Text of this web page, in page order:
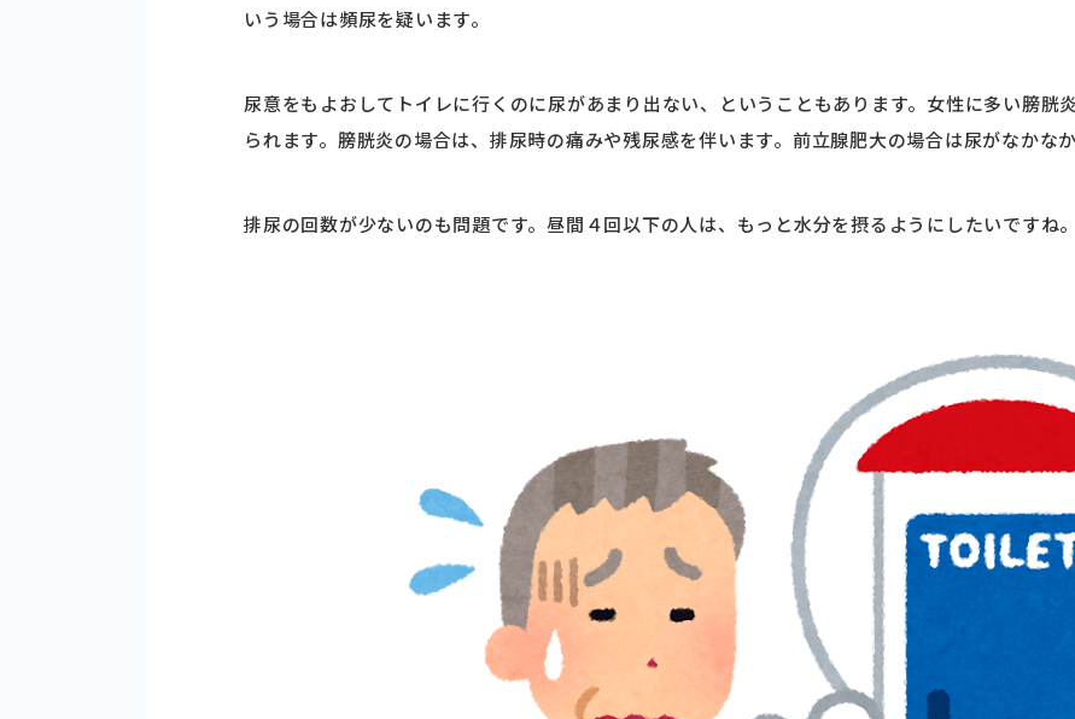
いう場合は頻尿を疑います。
尿意をもよおしてトイレに行くのに尿があまり出ない、ということもあります。女性に多い膀胱
られます。膀胱炎の場合は、排尿時の痛みや残尿感を伴います。前立腺肥大の場合は尿がなかな
排尿の回数が少ないのも問題です。昼間４回以下の人は、もっと水分を摂るようにしたいですね。